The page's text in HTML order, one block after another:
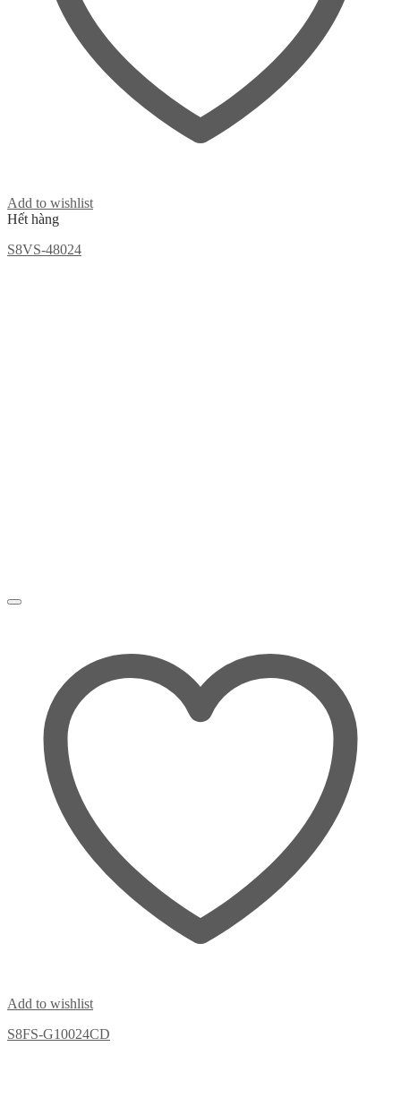
Add to wishlist
Hết hàng
S8VS-48024
Add to wishlist
S8FS-G10024CD